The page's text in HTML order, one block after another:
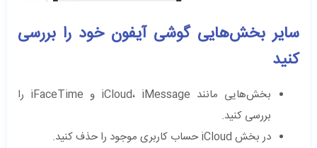
سایر بخش‌هایی گوشی آیفون خود را بررسی
کنید
بخش‌هایی مانند iCloud، iMessage و iFaceTime را
بررسی کنید.
در بخش iCloud حساب کاربری موجود را حذف کنید.